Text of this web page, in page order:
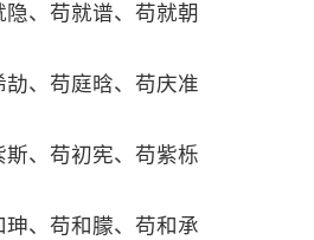
、苟就谱、苟就朝
、苟庭晗、苟庆准
、苟初宪、苟紫栎
、苟和朦、苟和承